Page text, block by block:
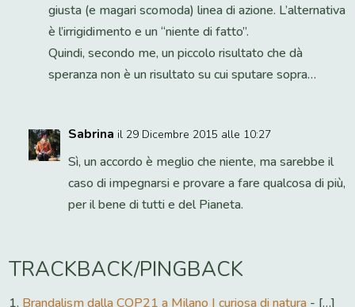
giusta (e magari scomoda) linea di azione. L’alternativa
è l’irrigidimento e un “niente di fatto”.
Quindi, secondo me, un piccolo risultato che dà
speranza non è un risultato su cui sputare sopra…
Sabrina il 29 Dicembre 2015 alle 10:27
Sì, un accordo è meglio che niente, ma sarebbe il
caso di impegnarsi e provare a fare qualcosa di più,
per il bene di tutti e del Pianeta.
TRACKBACK/PINGBACK
Brandalism dalla COP21 a Milano | curiosa di natura - […]